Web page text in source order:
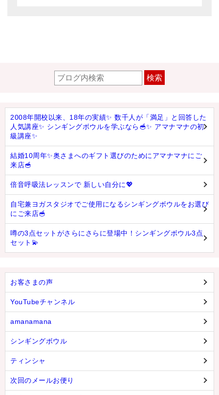
検索
2008年開校以来、18年の実績✨ 数千人が「満足」と回答した
人気講座✨ シンギングボウルを学ぶなら🥣✨ アマナマナの初
級講座✨
結婚10周年✨奥さまへのギフト選びのためにアマナマナにご
来店🥣
倍音呼吸法レッスンで 新しい自分に💖
自宅兼ヨガスタジオでご使用になるシンギングボウルをお選び
にご来店🥣
噂の3点セットがさらにさらに登場中！シンギングボウル3点
セット💫
お客さまの声
YouTubeチャンネル
amanamana
シンギングボウル
ティンシャ
次回のメールお便り